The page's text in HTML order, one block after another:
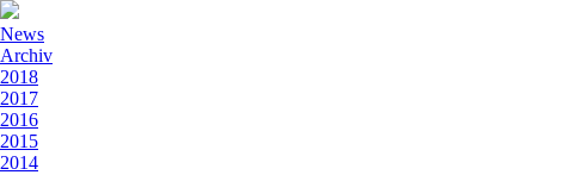
News
Archiv
2018
2017
2016
2015
2014